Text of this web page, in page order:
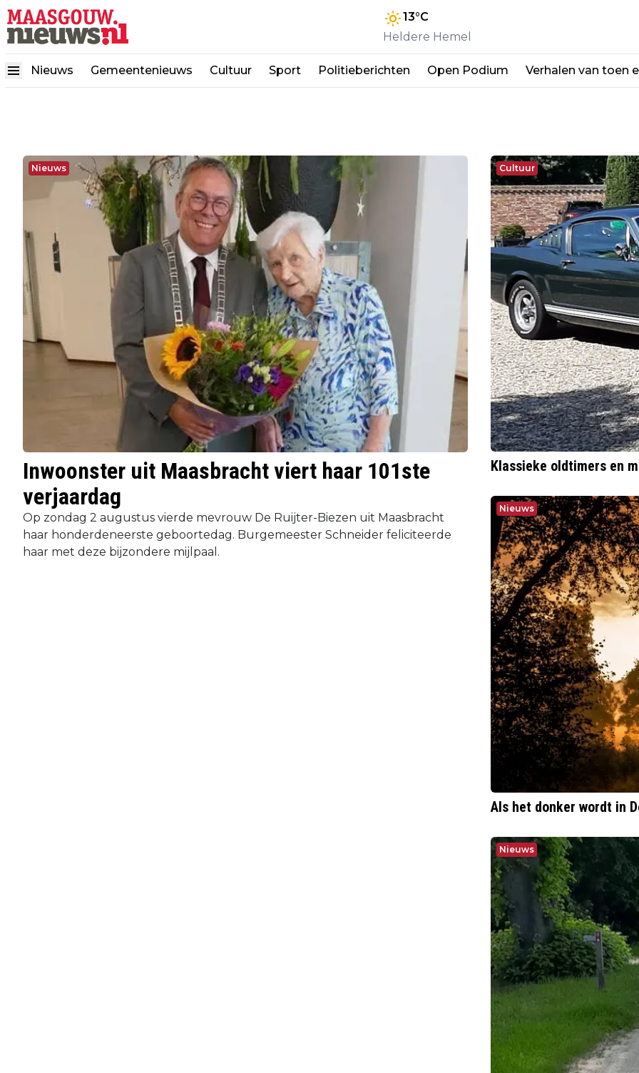
13°C
Heldere Hemel
Nieuws Gemeentenieuws Cultuur Sport Politieberichten Open Podium Verhalen van toen
Nieuws
Inwoonster uit Maasbracht viert haar 101ste
verjaardag
Op zondag 2 augustus vierde mevrouw De Ruijter-Biezen uit Maasbracht
haar honderdeneerste geboortedag. Burgemeester Schneider feliciteerde
haar met deze bijzondere mijlpaal.
Cultuur
Klassieke oldtimers en
Nieuws
Als het donker wordt in
Nieuws